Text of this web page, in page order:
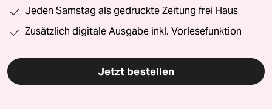
Jeden Samstag als gedruckte Zeitung frei Haus
Zusätzlich digitale Ausgabe inkl. Vorlesefunktion
Jetzt bestellen